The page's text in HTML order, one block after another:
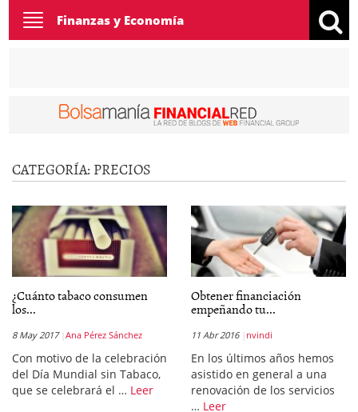
Toggle
navigation
Finanzas y Economía
CATEGORÍA: PRECIOS
¿Cuánto tabaco consumen
los...
8 May 2017 Ana Pérez Sánchez
Con motivo de la celebración
del Día Mundial sin Tabaco,
que se celebrará el … Leer
Obtener financiación
empeñando tu...
11 Abr 2016 nvindi
En los últimos años hemos
asistido en general a una
renovación de los servicios
… Leer